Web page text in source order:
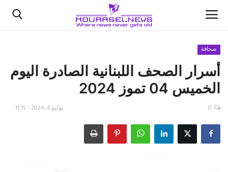
الأخبار
كتّابنا
اقتصاد
صحافة
أسرار الصحف اللبنانية الصادرة اليوم
الخميس 04 تموز 2024
يوليو 4, 2024 - 11:15 0